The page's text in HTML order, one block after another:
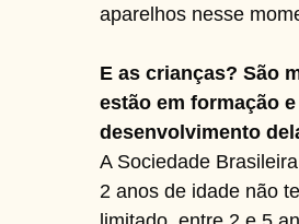
aparelhos nesse
E as crianças? São
estão em formação
desenvolvimento
A Sociedade
2 anos de idade não